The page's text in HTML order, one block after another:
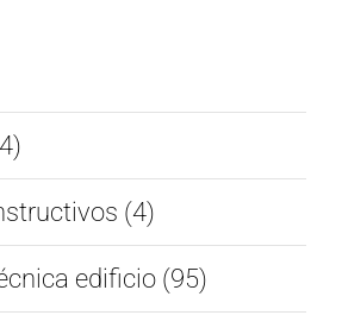
(4)
edificio (95)